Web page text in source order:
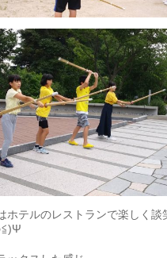
ホテルのレストランで楽しく談
味しいごはん(ﾉ≧ڡ≦)Ψ